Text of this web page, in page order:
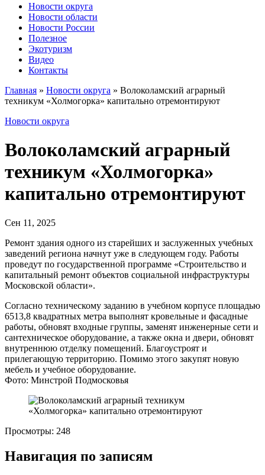
Новости округа
Новости области
Новости России
Полезное
Экотуризм
Видео
Контакты
Главная » Новости округа » Волоколамский аграрный
техникум «Холмогорка» капитально отремонтируют
Новости округа
Волоколамский аграрный
техникум «Холмогорка»
капитально отремонтируют
Сен 11, 2025
Ремонт здания одного из старейших и заслуженных учебных
заведений региона начнут уже в следующем году. Работы
проведут по государственной программе «Строительство и
капитальный ремонт объектов социальной инфраструктуры
Московской области».
Согласно техническому заданию в учебном корпусе площадью
6513,8 квадратных метра выполнят кровельные и фасадные
работы, обновят входные группы, заменят инженерные сети и
сантехническое оборудование, а также окна и двери, обновят
внутреннюю отделку помещений. Благоустроят и
прилегающую территорию. Помимо этого закупят новую
мебель и учебное оборудование.
Фото: Минстрой Подмосковья
Просмотры: 248
Навигация по записям